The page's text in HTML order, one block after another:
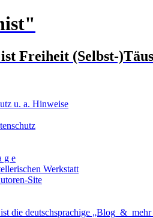
Freiheit (Selbst-
u. a. Hinweise
g e
Werkstatt
Site
die deutschsprachige